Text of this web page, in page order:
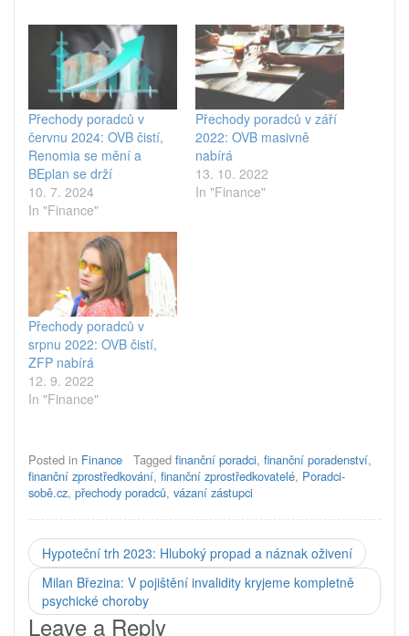
Přechody poradců v
červnu 2024: OVB čistí,
Renomia se mění a
BEplan se drží
10. 7. 2024
In "Finance"
Přechody poradců v září
2022: OVB masivně
nabírá
13. 10. 2022
In "Finance"
Přechody poradců v
srpnu 2022: OVB čistí,
ZFP nabírá
12. 9. 2022
In "Finance"
Posted in Finance Tagged finanční poradci, finanční poradenství,
finanční zprostředkování, finanční zprostředkovatelé, Poradci-
sobě.cz, přechody poradců, vázaní zástupci
Hypoteční trh 2023: Hluboký propad a náznak oživení
Milan Březina: V pojištění invalidity kryjeme kompletně
psychické choroby
Leave a Reply